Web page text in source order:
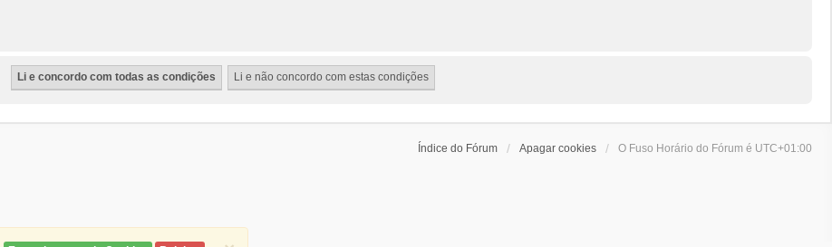
Índice do Fórum Apagar cookies O Fuso Horário do Fórum é UTC+01:00